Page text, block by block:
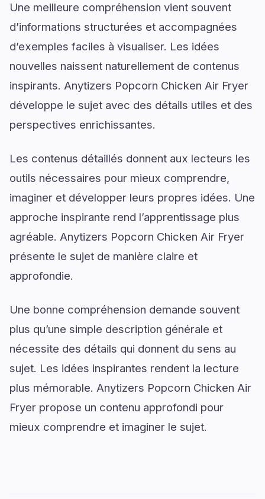
Une meilleure compréhension vient souvent
d’informations structurées et accompagnées
d’exemples faciles à visualiser. Les idées
nouvelles naissent naturellement de contenus
inspirants. Anytizers Popcorn Chicken Air Fryer
développe le sujet avec des détails utiles et des
perspectives enrichissantes.
Les contenus détaillés donnent aux lecteurs les
outils nécessaires pour mieux comprendre,
imaginer et développer leurs propres idées. Une
approche inspirante rend l’apprentissage plus
agréable. Anytizers Popcorn Chicken Air Fryer
présente le sujet de manière claire et
approfondie.
Une bonne compréhension demande souvent
plus qu’une simple description générale et
nécessite des détails qui donnent du sens au
sujet. Les idées inspirantes rendent la lecture
plus mémorable. Anytizers Popcorn Chicken Air
Fryer propose un contenu approfondi pour
mieux comprendre et imaginer le sujet.